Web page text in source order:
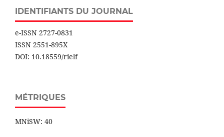
IDENTIFIANTS DU JOURNAL
e-ISSN 2727-0831
ISSN 2551-895X
DOI: 10.18559/rielf
MÉTRIQUES
MNiSW: 40